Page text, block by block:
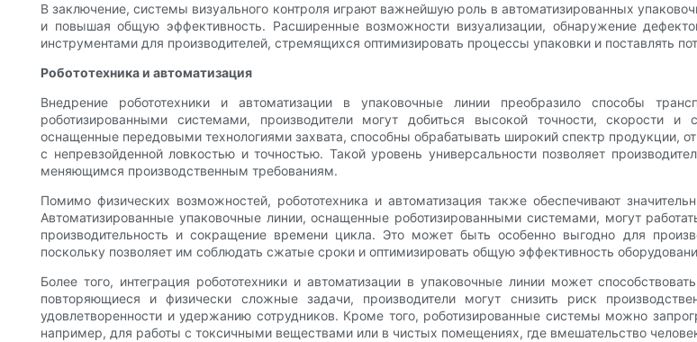
В заключение, системы визуального контроля играют важнейшую роль в автоматизированных
и повышая общую эффективность. Расширенные возможности визуализации, обнаружение
инструментами для производителей, стремящихся оптимизировать процессы упаковки и поставлять
Робототехника и автоматизация
Внедрение робототехники и автоматизации в упаковочные линии преобразило способы
роботизированными системами, производители могут добиться высокой точности, скорости и
оснащенные передовыми технологиями захвата, способны обрабатывать широкий спектр продукции,
с непревзойденной ловкостью и точностью. Такой уровень универсальности позволяет
меняющимся производственным требованиям.
Помимо физических возможностей, робототехника и автоматизация также обеспечивают
Автоматизированные упаковочные линии, оснащенные роботизированными системами, могут
производительность и сокращение времени цикла. Это может быть особенно выгодно для
поскольку позволяет им соблюдать сжатые сроки и оптимизировать общую эффективность
Более того, интеграция робототехники и автоматизации в упаковочные линии может
повторяющиеся и физически сложные задачи, производители могут снизить риск
удовлетворенности и удержанию сотрудников. Кроме того, роботизированные системы можно
например, для работы с токсичными веществами или в чистых помещениях, где вмешательство